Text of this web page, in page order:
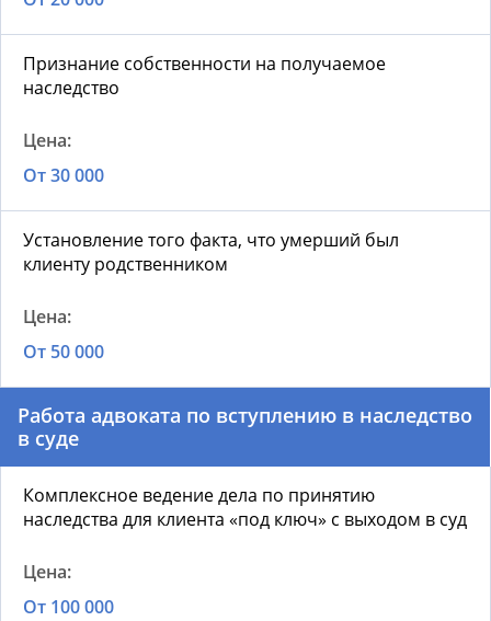
Признание собственности на получаемое
наследство
От 30 000
Установление того факта, что умерший был
клиенту родственником
От 50 000
Работа адвоката по вступлению в наследство
в суде
Комплексное ведение дела по принятию
наследства для клиента «под ключ» с выходом в суд
От 100 000